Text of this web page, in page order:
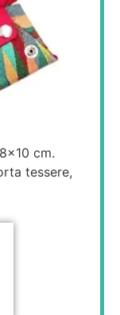
cm.
tessere,